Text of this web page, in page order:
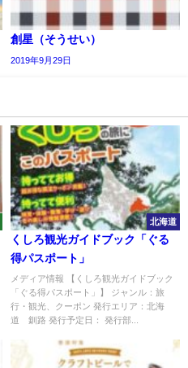
創星（そうせい）
2019年9月29日
北海道
くしろ観光ガイドブック「ぐる
得パスポート」
メディア情報 【くしろ観光ガイドブック
「ぐる得パスポート」】 ジャンル：旅
行・観光、クーポン 発行エリア：北海
道 釧路 発行予定日： 発行部...